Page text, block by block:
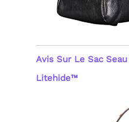
Avis Sur Le Sac
Litehide™